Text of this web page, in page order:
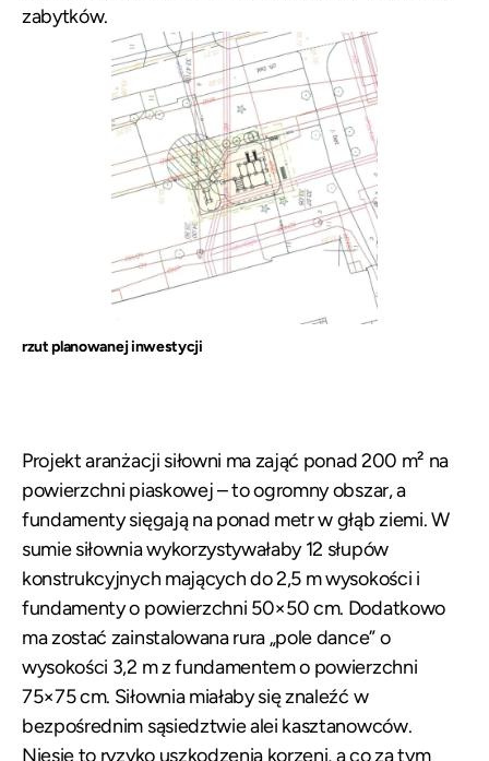
zabytków.
rzut planowanej inwestycji
Projekt aranżacji siłowni ma zająć ponad 200 m² na
powierzchni piaskowej – to ogromny obszar, a
fundamenty sięgają na ponad metr w głąb ziemi. W
sumie siłownia wykorzystywałaby 12 słupów
konstrukcyjnych mających do 2,5 m wysokości i
fundamenty o powierzchni 50×50 cm. Dodatkowo
ma zostać zainstalowana rura „pole dance” o
wysokości 3,2 m z fundamentem o powierzchni
75×75 cm. Siłownia miałaby się znaleźć w
bezpośrednim sąsiedztwie alei kasztanowców.
Niesie to ryzyko uszkodzenia korzeni, a co za tym